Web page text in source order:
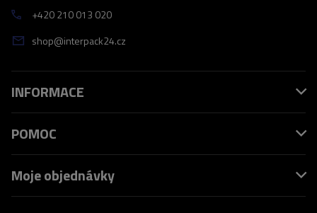
+420 210 013 020
shop@interpack24.cz
INFORMACE
POMOC
Moje objednávky